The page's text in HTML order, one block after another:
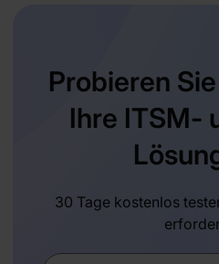
Probieren
Ihre ITSM-
30 Tage kostenlos